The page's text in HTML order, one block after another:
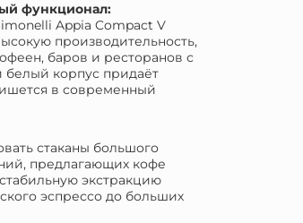
функционал:
Appia Compact V
производительность,
баров и ресторанов с
белый корпус придаёт
в современный
стаканы большого
предлагающих кофе
экстракцию
эспрессо до больших